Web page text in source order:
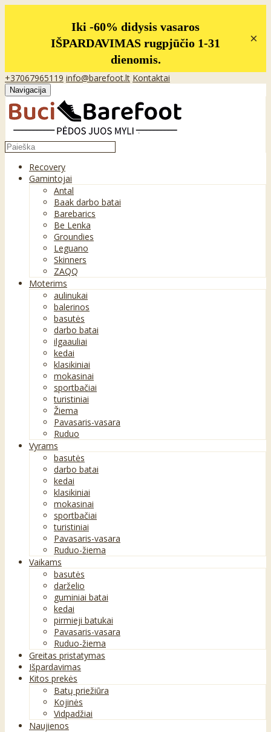
Iki -60% didysis vasaros
IŠPARDAVIMAS rugpjūčio 1-31
dienomis.
×
+37067965119 info@barefoot.lt Kontaktai
Navigacija
Recovery
Gamintojai
Antal
Baak darbo batai
Barebarics
Be Lenka
Groundies
Leguano
Skinners
ZAQQ
Moterims
aulinukai
balerinos
basutės
darbo batai
ilgaauliai
kedai
klasikiniai
mokasinai
sportbačiai
turistiniai
Žiema
Pavasaris-vasara
Ruduo
Vyrams
basutės
darbo batai
kedai
klasikiniai
mokasinai
sportbačiai
turistiniai
Pavasaris-vasara
Ruduo-žiema
Vaikams
basutės
darželio
guminiai batai
kedai
pirmieji batukai
Pavasaris-vasara
Ruduo-žiema
Greitas pristatymas
Išpardavimas
Kitos prekės
Batų priežiūra
Kojinės
Vidpadžiai
Naujienos